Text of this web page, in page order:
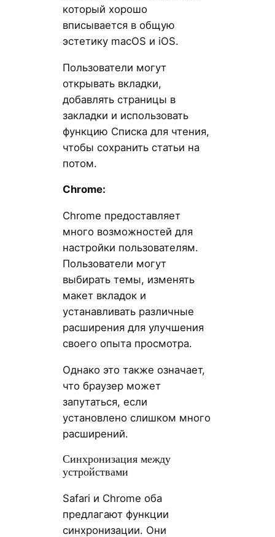
который хорошо
вписывается в общую
эстетику macOS и iOS.
Пользователи могут
открывать вкладки,
добавлять страницы в
закладки и использовать
функцию Списка для чтения,
чтобы сохранить статьи на
потом.
Chrome:
Chrome предоставляет
много возможностей для
настройки пользователям.
Пользователи могут
выбирать темы, изменять
макет вкладок и
устанавливать различные
расширения для улучшения
своего опыта просмотра.
Однако это также означает,
что браузер может
запутаться, если
установлено слишком много
расширений.
Синхронизация между
устройствами
Safari и Chrome оба
предлагают функции
синхронизации. Они